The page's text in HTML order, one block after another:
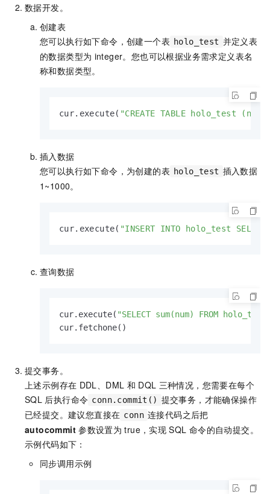
数据开发。
创建表
您可以执行如下命令，创建一个表 holo_test 并定义表
的数据类型为 integer。您也可以根据业务需求定义表名
称和数据类型。
cur.execute( "CREATE TABLE holo_test
插入数据
您可以执行如下命令，为创建的表 holo_test 插入数据
1~1000。
cur.execute( "INSERT INTO holo_test
查询数据
cur.execute( "SELECT sum(num) FROM
cur.fetchone()
提交事务。
上述示例存在 DDL、DML 和 DQL 三种情况，您需要在每个
SQL 后执行命令 conn.commit() 提交事务，才能确保操作
已经提交。建议您直接在 conn 连接代码之后把
autocommit 参数设置为 true，实现 SQL 命令的自动提交。
示例代码如下：
同步调用示例